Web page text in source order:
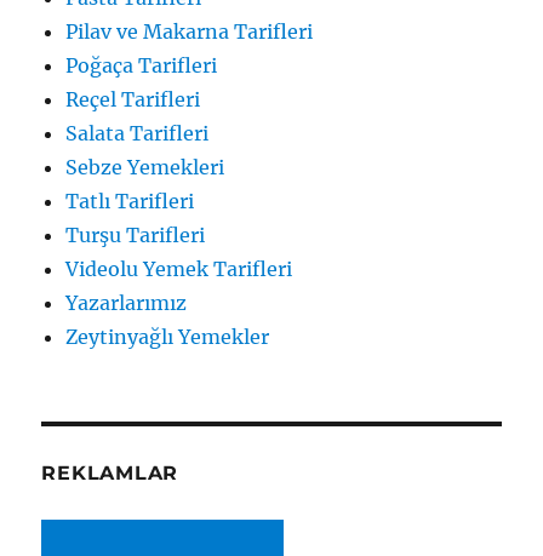
Pilav ve Makarna Tarifleri
Poğaça Tarifleri
Reçel Tarifleri
Salata Tarifleri
Sebze Yemekleri
Tatlı Tarifleri
Turşu Tarifleri
Videolu Yemek Tarifleri
Yazarlarımız
Zeytinyağlı Yemekler
REKLAMLAR